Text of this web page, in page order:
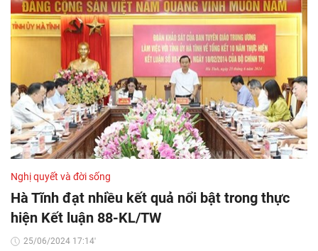
Nghị quyết và đời sống
Hà Tĩnh đạt nhiều kết quả nổi bật trong thực
hiện Kết luận 88-KL/TW
25/06/2024 17:14'